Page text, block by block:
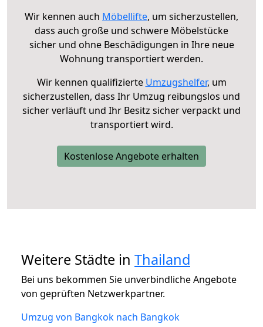
Wir kennen auch Möbellifte, um sicherzustellen,
dass auch große und schwere Möbelstücke
sicher und ohne Beschädigungen in Ihre neue
Wohnung transportiert werden.
Wir kennen qualifizierte Umzugshelfer, um
sicherzustellen, dass Ihr Umzug reibungslos und
sicher verläuft und Ihr Besitz sicher verpackt und
transportiert wird.
Kostenlose Angebote erhalten
Weitere Städte in Thailand
Bei uns bekommen Sie unverbindliche Angebote
von geprüften Netzwerkpartner.
Umzug von Bangkok nach Bangkok